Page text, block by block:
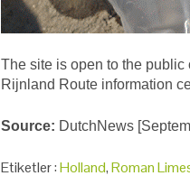
The site is open to the
Rijnland Route information
Source: DutchNews
Etiketler :Holland,Roman